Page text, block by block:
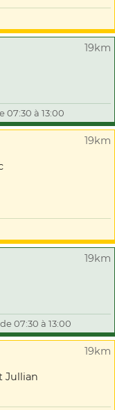
19km
07:30 à 13:00
19km
19km
07:30 à 13:00
19km
Jullian